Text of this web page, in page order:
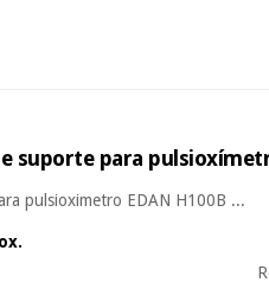
suporte para
pulsioximetro EDAN H100B ...